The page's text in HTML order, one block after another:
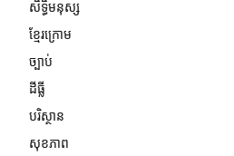
សិទ្ធិមនុស្ស
ខ្មែរក្រោម
ច្បាប់
ដីធ្លី
បរិស្ថាន
សុខភាព